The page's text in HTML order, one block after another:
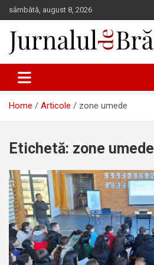
Skip
to
content
sâmbătă, august 8, 2026
Jurnalul de Brăila
Home Articole zone umede
Etichetă: zone umede